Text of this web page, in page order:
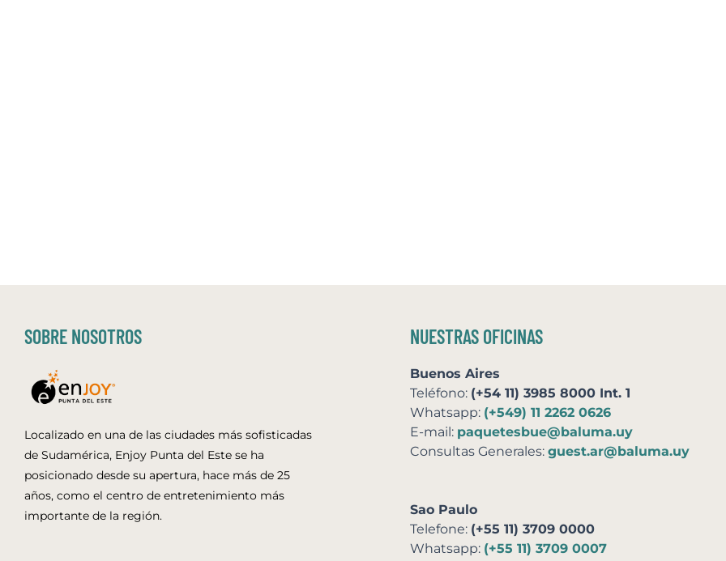
SOBRE NOSOTROS
Localizado en una de las ciudades más sofisticadas
de Sudamérica, Enjoy Punta del Este se ha
posicionado desde su apertura, hace más de 25
años, como el centro de entretenimiento más
importante de la región.
NUESTRAS OFICINAS
Buenos Aires
Teléfono: (+54 11) 3985 8000 Int. 1
Whatsapp: (+549) 11 2262 0626
E-mail: paquetesbue@baluma.uy
Consultas Generales: guest.ar@baluma.uy
Sao Paulo
Telefone: (+55 11) 3709 0000
Whatsapp: (+55 11) 3709 0007